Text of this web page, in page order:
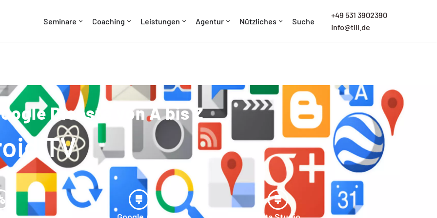
Seminare Coaching Leistungen Agentur Nützliches Suche
+49 531 3902390
info@till.de
Dienste von A bis Z
TV